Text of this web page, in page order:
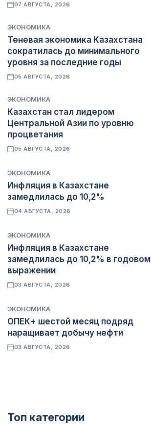
07 АВГУСТА, 2026
ЭКОНОМИКА
Теневая экономика Казахстана
сократилась до минимального
уровня за последние годы
05 АВГУСТА, 2026
ЭКОНОМИКА
Казахстан стал лидером
Центральной Азии по уровню
процветания
05 АВГУСТА, 2026
ЭКОНОМИКА
Инфляция в Казахстане
замедлилась до 10,2%
04 АВГУСТА, 2026
ЭКОНОМИКА
Инфляция в Казахстане
замедлилась до 10,2% в годовом
выражении
03 АВГУСТА, 2026
ЭКОНОМИКА
ОПЕК+ шестой месяц подряд
наращивает добычу нефти
03 АВГУСТА, 2026
Топ категории